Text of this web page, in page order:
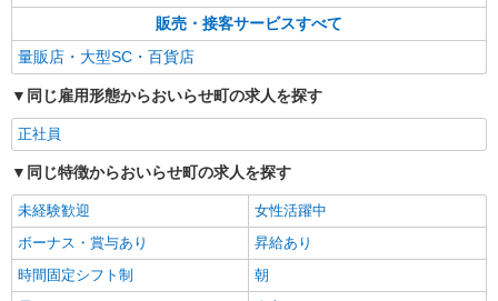
販売・接客サービスすべて
量販店・大型SC・百貨店
同じ雇用形態からおいらせ町の求人を探す
正社員
同じ特徴からおいらせ町の求人を探す
未経験歓迎
女性活躍中
ボーナス・賞与あり
昇給あり
時間固定シフト制
朝